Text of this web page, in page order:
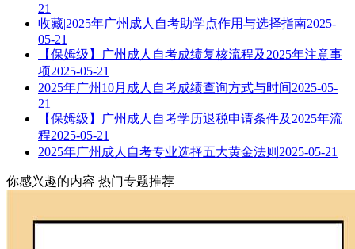
21
收藏|2025年广州成人自考助学点作用与选择指南2025-
05-21
【保姆级】广州成人自考成绩复核流程及2025年注意事
项2025-05-21
2025年广州10月成人自考成绩查询方式与时间2025-05-
21
【保姆级】广州成人自考学历退税申请条件及2025年流
程2025-05-21
2025年广州成人自考专业选择五大黄金法则 2025-05-21
你感兴趣的内容 热门专题推荐